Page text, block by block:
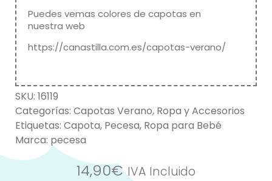
Puedes vemas colores de capotas en
nuestra web
https://canastilla.com.es/capotas-verano/
SKU: 16119
Categorías: Capotas Verano, Ropa y Accesorios
Etiquetas: Capota, Pecesa, Ropa para Bebé
Marca: pecesa
14,90€ IVA Incluido